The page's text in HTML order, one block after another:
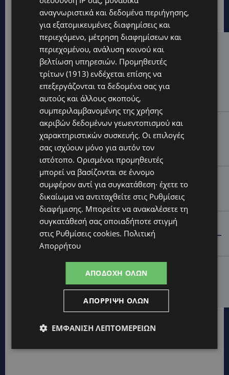
Hot this week
UPDATES
ΑΓΙΟΣ ΙΩΑΝΝΗΣ ΠΙΤΣΙΛΙΑΣ: Ξανανοίγει η πισίνα του
χωριού – Μια ανάσα δροσιάς για κατοίκους και
επισκέπτες
LIFESTYLE
ΕΛΕΝΑ ΠΑΠΑΔΟΠΟΥΛΟΥ: Από τη σκηνή στην
Αντιπροεδρία του ΘΟΚ – «Μεγάλη τιμή και μεγάλη
ευθύνη»
VIBE NEWS
Η Arla Protein συνεχίζει να καινοτομεί με το Arla
Protein Food to Go.
UPDATES
ΜΑΚΑΡΙΟΣ ΔΡΟΥΣΙΩΤΗΣ: «Δεν ξεκινήσαμε μόνοι μας» –
Η Αστυνομία ξεκαθαρίζει πώς άρχισε η έρευνα
αλήθειας» – Όλα ξεκίνησαν για ένα δωμάτιο
αναγνωριστικά και δεδομένα περιήγησης,
για εξατομικευμένες διαφημίσεις και
περιεχόμενο, μέτρηση διαφημίσεων και
περιεχομένου, ανάλυση κοινού και
βελτίωση υπηρεσιών. Προμηθευτές
τρίτων (1913) ενδέχεται επίσης να
επεξεργάζονται τα δεδομένα σας για
αυτούς και άλλους σκοπούς,
συμπεριλαμβανομένης της χρήσης
ακριβών δεδομένων γεωεντοπισμού και
χαρακτηριστικών συσκευής. Οι επιλογές
σας ισχύουν μόνο για αυτόν τον
ιστότοπο. Ορισμένοι προμηθευτές
μπορεί να βασίζονται σε έννομο
συμφέρον αντί για συγκατάθεση· έχετε το
δικαίωμα να αντιταχθείτε στις Ρυθμίσεις
διαφήμισης. Μπορείτε να ανακαλέσετε τη
συγκατάθεσή σας οποιαδήποτε στιγμή
στις Ρυθμίσεις cookies. Πολιτική
Απορρήτου
ΑΠΟΔΟΧΉ ΌΛΩΝ
ΑΠΌΡΡΙΨΗ ΌΛΩΝ
ΕΜΦΆΝΙΣΗ ΛΕΠΤΟΜΕΡΕΙΏΝ